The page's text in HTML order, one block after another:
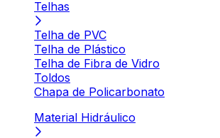
Telhas
Telha de PVC
Telha de Plástico
Telha de Fibra de Vidro
Toldos
Chapa de Policarbonato
Material Hidráulico